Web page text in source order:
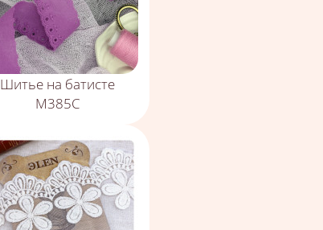
Шитье на батисте
М385С